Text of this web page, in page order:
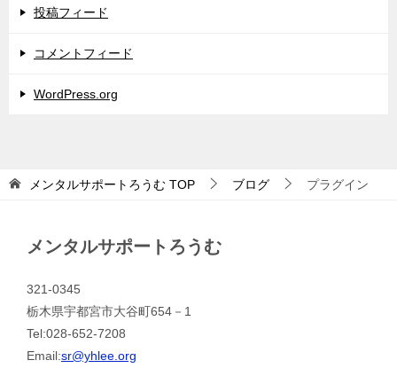
投稿フィード
コメントフィード
WordPress.org
メンタルサポートろうむ TOP ブログ プラグイン
メンタルサポートろうむ
321-0345
栃木県宇都宮市大谷町654－1
Tel:028-652-7208
Email:sr@yhlee.org